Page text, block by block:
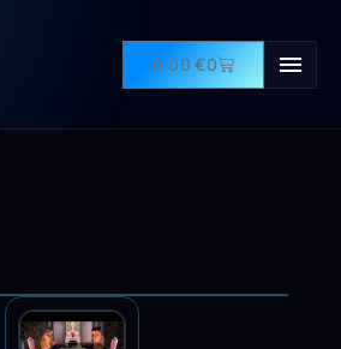
0,00€0